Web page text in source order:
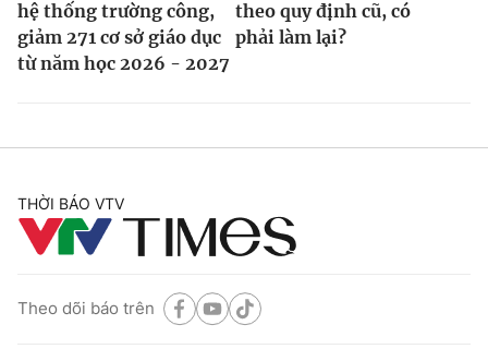
hệ thống trường công,
giảm 271 cơ sở giáo dục
từ năm học 2026 - 2027
theo quy định cũ, có
phải làm lại?
THỜI BÁO VTV
Theo dõi báo trên